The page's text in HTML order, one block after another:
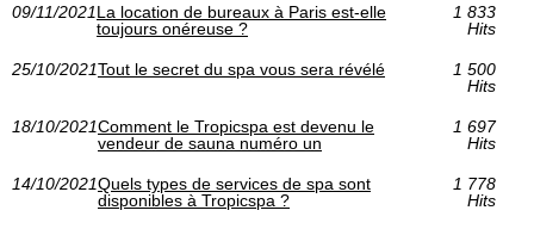
09/11/2021La location de bureaux à Paris est-elle
toujours onéreuse ?
1 833
Hits
25/10/2021Tout le secret du spa vous sera révélé
1 500
Hits
18/10/2021Comment le Tropicspa est devenu le
vendeur de sauna numéro un
1 697
Hits
14/10/2021Quels types de services de spa sont
disponibles à Tropicspa ?
1 778
Hits